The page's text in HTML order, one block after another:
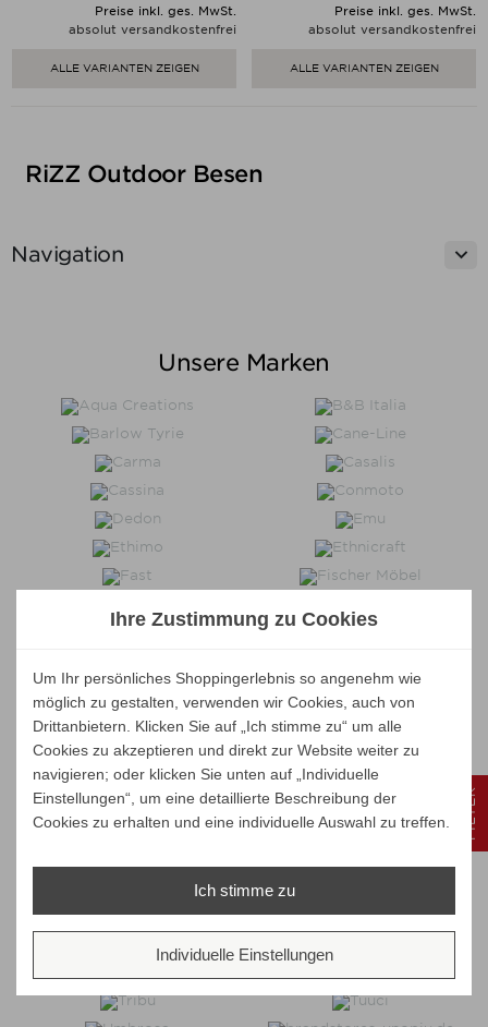
Navigation 
Preise inkl. ges. MwSt.
absolut versandkostenfrei
ALLE VARIANTEN ZEIGEN
Preise inkl. ges. MwSt.
absolut versandkostenfrei
ALLE VARIANTEN ZEIGEN
RiZZ Outdoor Besen
Unsere Marken
Ihre Zustimmung zu Cookies
Um Ihr persönliches Shoppingerlebnis so angenehm wie
möglich zu gestalten, verwenden wir Cookies, auch von
Drittanbietern. Klicken Sie auf „Ich stimme zu“ um alle
Cookies zu akzeptieren und direkt zur Website weiter zu
navigieren; oder klicken Sie unten auf „Individuelle
Einstellungen“, um eine detaillierte Beschreibung der
Cookies zu erhalten und eine individuelle Auswahl zu treffen.
Ich stimme zu
Individuelle Einstellungen
FILTER